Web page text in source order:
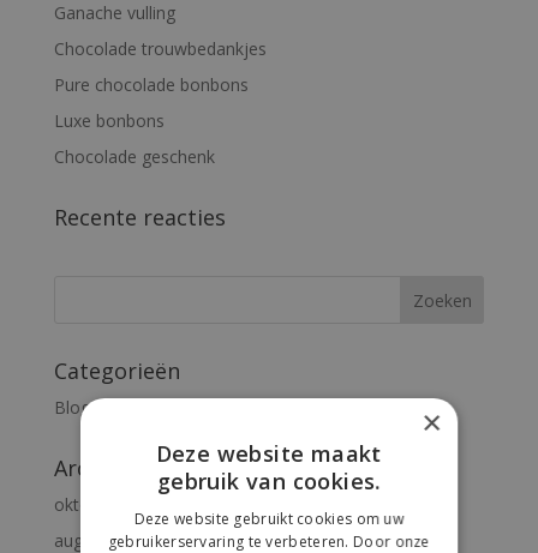
Ganache vulling
Chocolade trouwbedankjes
Pure chocolade bonbons
Luxe bonbons
Chocolade geschenk
Recente reacties
Categorieën
Blog
Archieven
oktober 2023
augustus 2023
×
Deze website maakt
gebruik van cookies.
Deze website gebruikt cookies om uw
gebruikerservaring te verbeteren. Door onze